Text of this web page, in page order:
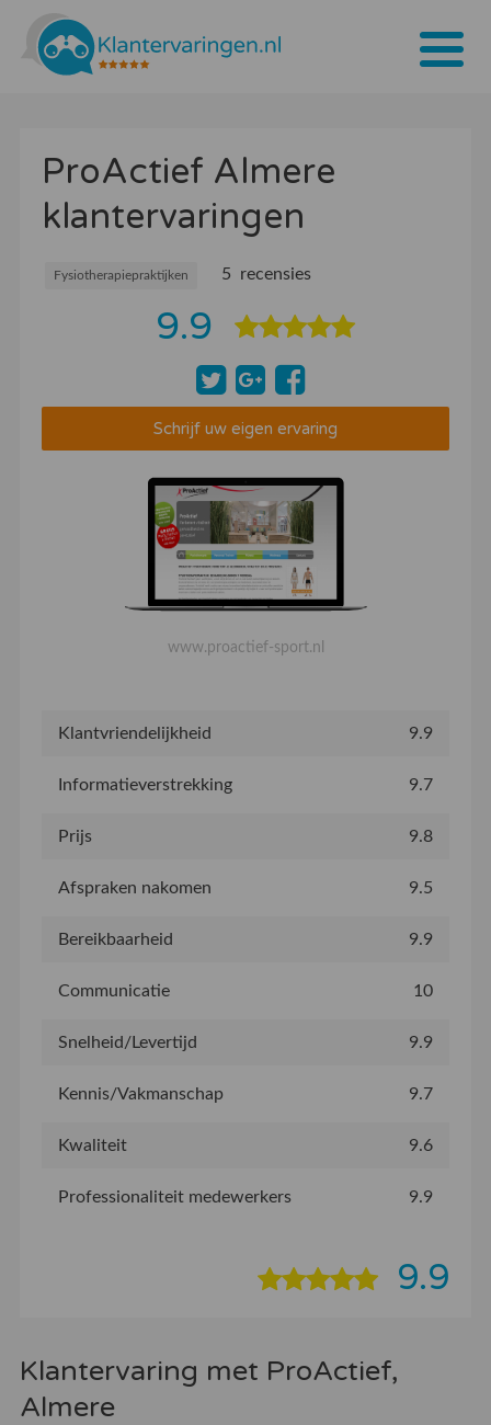
Tarieven
Bedrijven
Over ons
ProActief Almere
klantervaringen
Fysiotherapiepraktijken 5 recensies
9.9
Schrijf uw eigen ervaring
www.proactief-sport.nl
Klantvriendelijkheid 9.9
Informatieverstrekking 9.7
Prijs 9.8
Afspraken nakomen 9.5
Bereikbaarheid 9.9
Communicatie 10
Snelheid/Levertijd 9.9
Kennis/Vakmanschap 9.7
Kwaliteit 9.6
Professionaliteit medewerkers 9.9
9.9
Klantervaring met ProActief,
Almere